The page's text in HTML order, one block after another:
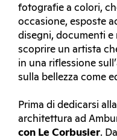
fotografie a colori,
occasione, esposte
disegni, documenti
scoprire un artista
in una riflessione
sulla bellezza come
Prima di dedicarsi
architettura ad
con Le Corbusier.